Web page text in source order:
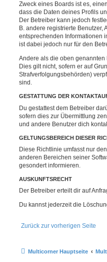
Zweck eines Boards ist es,
dass die Daten deines Profils
Der Betreiber kann jedoch
B. andere registrierte
entsprechenden Informationen
ist dabei jedoch nur für den
Andere als die oben
Dies gilt nicht, sofern er auf
Strafverfolgungsbehörden)
sind.
GESTATTUNG DER
Du gestattest dem Betreiber
sofern dies zur Übermittlung
und andere Benutzer dich
GELTUNGSBEREICH DIESER
Diese Richtlinie umfasst nur
anderen Bereichen seiner
gesondert informieren.
AUSKUNFTSRECHT
Der Betreiber erteilt dir auf
Du kannst jederzeit die
Zurück zur vorherigen Seite
Multicorner Hauptseite